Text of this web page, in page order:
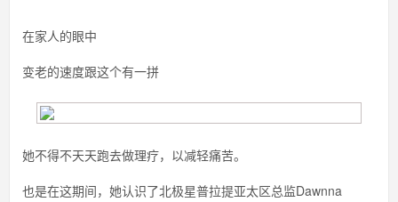
在家人的眼中
变老的速度跟这个有一拼
她不得不天天跑去做理疗，以减轻痛苦。
也是在这期间，她认识了北极星普拉提亚太区总监Dawnna